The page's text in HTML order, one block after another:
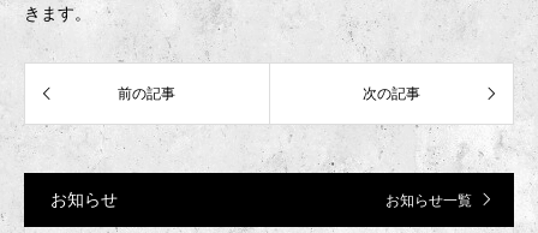
きます。
お知らせ お知らせ一覧